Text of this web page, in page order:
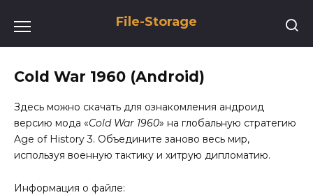
содержанию
File-Storage
Cold War 1960 (Android)
Здесь можно скачать для ознакомления андроид
версию мода «Cold War 1960» на глобальную стратегию
Age of History 3. Объедините заново весь мир,
используя военную тактику и хитрую дипломатию.
Информация о файле: